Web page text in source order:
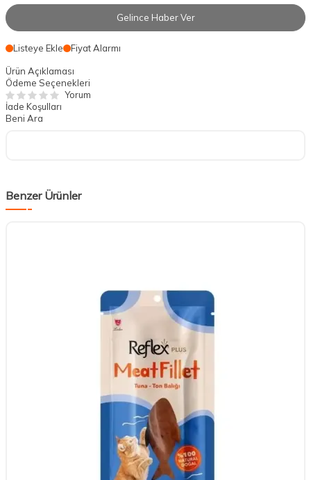
Gelince Haber Ver
Listeye Ekle Fiyat Alarmı
Ürün Açıklaması
Ödeme Seçenekleri
Yorum
İade Koşulları
Beni Ara
Benzer Ürünler